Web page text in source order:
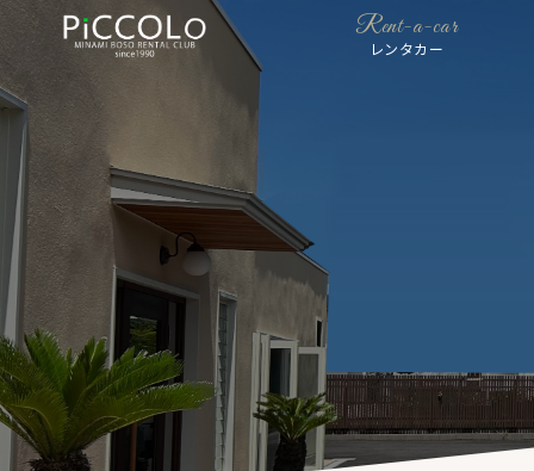
Rent-a-car
レンタカー